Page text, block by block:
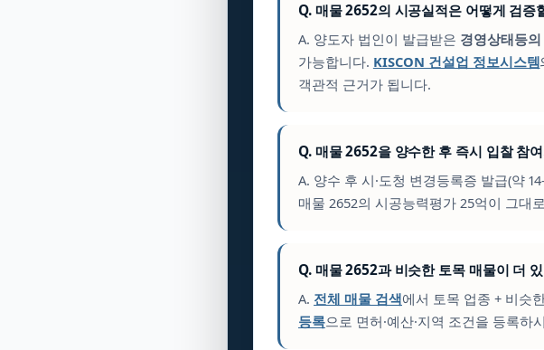
Q. 매물 2652의 시공실적은 어떻게 검증
A. 양도자 법인이 발급받은 경영상태등
가능합니다. KISCON 건설업 정보시스템
객관적 근거가 됩니다.
Q. 매물 2652을 양수한 후 즉시 입찰 참
A. 양수 후 시·도청 변경등록증 발급(약
매물 2652의 시공능력평가 25억이 그대
Q. 매물 2652과 비슷한 토목 매물이 더
A. 전체 매물 검색에서 토목 업종 + 비슷
등록으로 면허·예산·지역 조건을 등록